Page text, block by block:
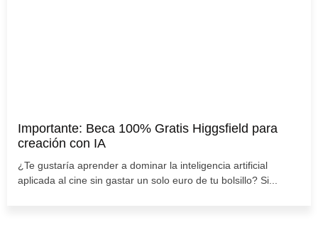
Importante: Beca 100% Gratis Higgsfield para
creación con IA
¿Te gustaría aprender a dominar la inteligencia artificial
aplicada al cine sin gastar un solo euro de tu bolsillo? Si...